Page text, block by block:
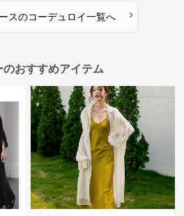
スのコーデュロイ一覧へ ›
おすすめアイテム